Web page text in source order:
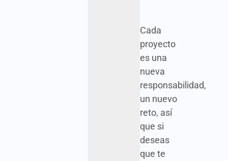
Cada
proyecto
es una
nueva
responsabilidad,
un nuevo
reto, así
que si
deseas
que te